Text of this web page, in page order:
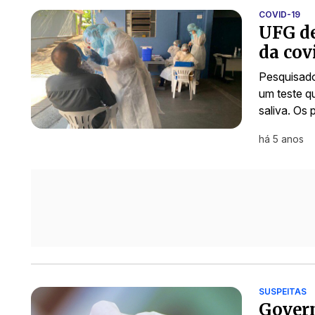
COVID-19
UFG
da
um teste
saliva. Os
há 5 anos
SUSPEITAS